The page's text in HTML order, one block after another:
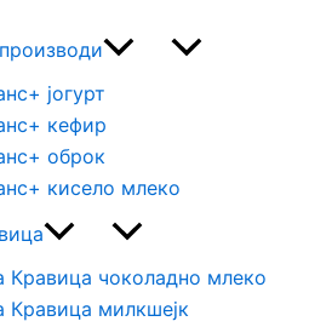
јогурт
кефир
оброк
кисело млеко
Кравица чоколадно млеко
Кравица милкшејк